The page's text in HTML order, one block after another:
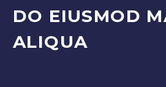
DO EIUSMOD
ALIQUA